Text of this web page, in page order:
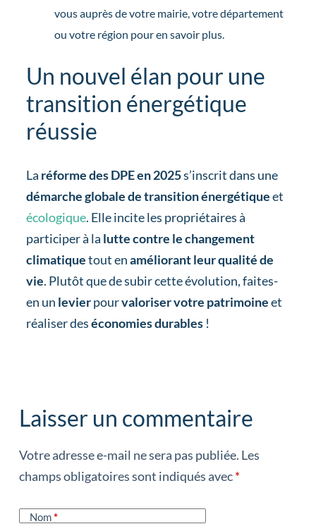
vous auprès de votre mairie, votre département
ou votre région pour en savoir plus.
Un nouvel élan pour une
transition énergétique
réussie
La réforme des DPE en 2025s’inscrit dans une
démarche globale de transition énergétiqueet
écologique. Elle incite les propriétaires à
participer à la lutte contre le changement
climatiquetout enaméliorant leur qualité de
vie. Plutôt que de subir cette évolution, faites-
en un levierpourvaloriser votre patrimoineet
réaliser deséconomies durables!
Laisser un commentaire
Votre adresse e-mail ne sera pas publiée. Les
champs obligatoires sont indiqués avec*
Nom*